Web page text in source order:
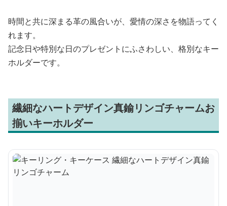
時間と共に深まる革の風合いが、愛情の深さを物語ってく
れます。
記念日や特別な日のプレゼントにふさわしい、格別なキー
ホルダーです。
繊細なハートデザイン真鍮リンゴチャームお
揃いキーホルダー